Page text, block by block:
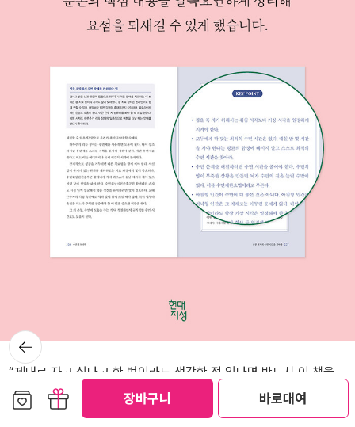
장바구니 바로대여
“제대로 자고 싶다고 한 번이라도 생각한 적 있다면 반드시 이 책을
읽어야 한다” ★★ 정기영 | 前대한수면학회장, 서울대병원 신경과
교수 “수면에 관한 가장 신뢰할 수 있는 조언이 가득한 책” ★★ 정희
뒤로가
기